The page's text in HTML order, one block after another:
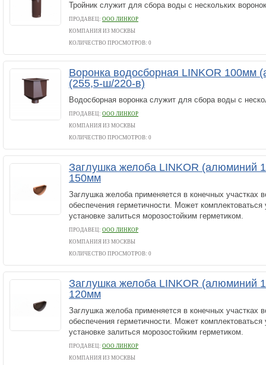
Тройник служит для сбора воды с нескольких
ПРОДАВЕЦ: ООО ЛИНКОР
КОМПАНИЯ ИЗ МОСКВЫ
КОЛИЧЕСТВО ПРОСМОТРОВ: 0
Воронка водосборная LINKOR 100мм
(255,5-ш/220-в)
Водосборная воронка служит для сбора воды с
ПРОДАВЕЦ: ООО ЛИНКОР
КОМПАНИЯ ИЗ МОСКВЫ
КОЛИЧЕСТВО ПРОСМОТРОВ: 0
Заглушка желоба LINKOR (алюминий
150мм
Заглушка желоба применяется в конечных участках
обеспечения герметичности. Может
установке залиться морозостойким герметиком.
ПРОДАВЕЦ: ООО ЛИНКОР
КОМПАНИЯ ИЗ МОСКВЫ
КОЛИЧЕСТВО ПРОСМОТРОВ: 0
Заглушка желоба LINKOR (алюминий
120мм
Заглушка желоба применяется в конечных участках
обеспечения герметичности. Может
установке залиться морозостойким герметиком.
ПРОДАВЕЦ: ООО ЛИНКОР
КОМПАНИЯ ИЗ МОСКВЫ